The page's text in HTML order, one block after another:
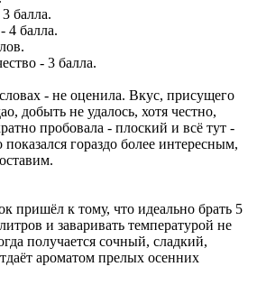
балла.
4 балла.
- 3 балла.
- не оценила. Вкус, присущего
добыть не удалось, хотя честно,
пробовала - плоский и всё тут -
гораздо более интересным,
пришёл к тому, что идеально брать 5
и заваривать температурой не
получается сочный, сладкий,
ароматом прелых осенних